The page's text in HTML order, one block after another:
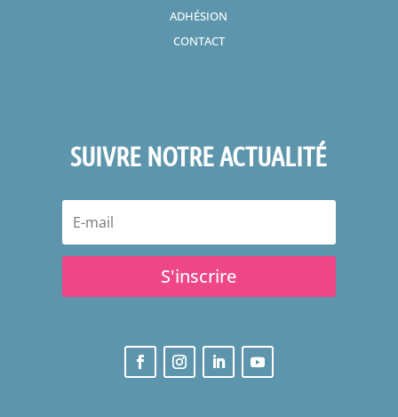
ADHÉSION
CONTACT
SUIVRE NOTRE ACTUALITÉ
S'inscrire